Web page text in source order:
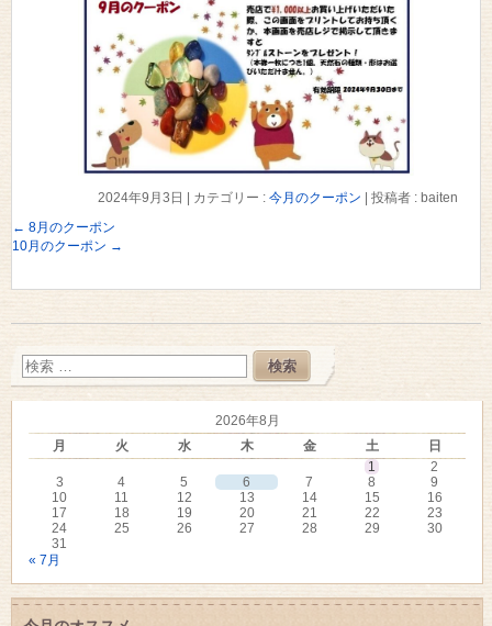
2024年9月3日 カテゴリー : 今月のクーポン
投稿者 : baiten
← 8月のクーポン
10月のクーポン →
2026年8月
月
火 水 木 金 土
日
1
2
3
4 5 6 7 8
9
10
11 12 13 14 15
16
17
18 19 20 21 22
23
24
25 26 27 28 29
30
31
« 7月